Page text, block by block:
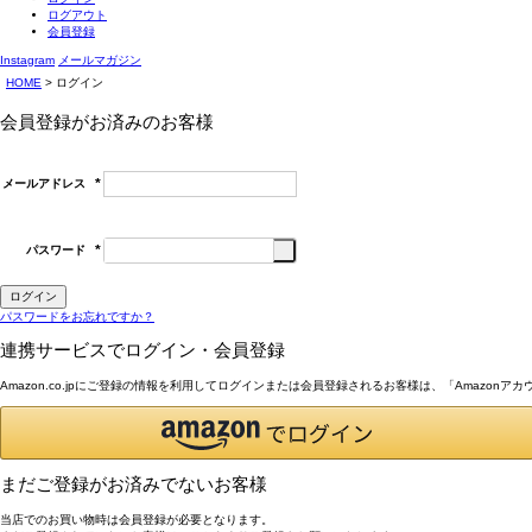
ログアウト
会員登録
Instagram メールマガジン
HOME
ログイン
会員登録がお済みのお客様
メールアドレス
(必
パスワード
ログイン
パスワードをお忘れですか？
連携サービスでログイン・会員登録
Amazon.co.jpにご登録の情報を利用してログインまたは会員登録されるお客様は、「Amazonアカ
まだご登録がお済みでないお客様
当店でのお買い物時は会員登録が必要となります。